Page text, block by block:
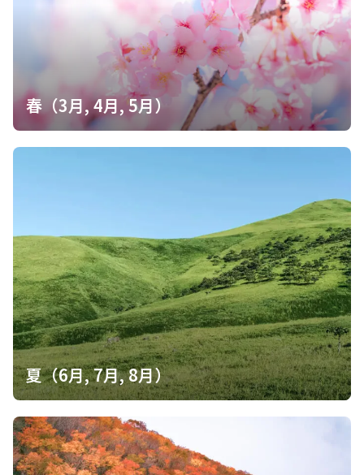
春（3月, 4月, 5月）
夏（6月, 7月, 8月）